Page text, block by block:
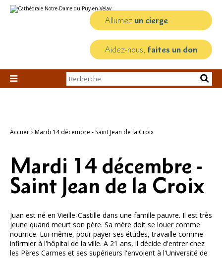
au
personnels
Allumez un cierge
Aidez-nous, faites un don

Chercher par
Recherche
Accueil › Mardi 14 décembre - Saint Jean de la Croix
Mardi 14 décembre -
Saint Jean de la Croix
Juan est né en Vieille-Castille dans une famille pauvre. Il est très
jeune quand meurt son père. Sa mère doit se louer comme
nourrice. Lui-même, pour payer ses études, travaille comme
infirmier à l'hôpital de la ville. A 21 ans, il décide d'entrer chez
les Pères Carmes et ses supérieurs l'envoient à l'Université de